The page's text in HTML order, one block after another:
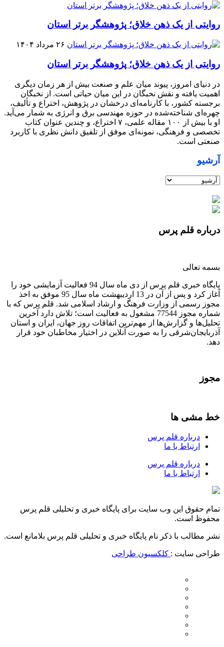
روایتی از یک ذهن خلاق؛ پژوهشگر برتر استان
۲۶ مرداد ۱۴۰۴
روایتی از یک ذهن خلاق؛ پژوهشگر برتر استان
در دنیای امروز، پیوند میان علم و صنعت بیش از هر زمان دیگری
اهمیت یافته و نقش نخبگان در این میان حیاتی است. از نخبگان
برجسته کشور، با کارنامه‌ای درخشان در پژوهش، اختراع و تألیف،
چهره‌ای شناخته‌شده در حوزه مهندسی برق و انرژی به شمار می‌آید.
او با بیش از ۱۰۰ مقاله علمی، ۷ اختراع، و چندین عنوان کتاب
تخصصی و فرهنگی، نمونه‌ای موفق از تلفیق دانش نظری با کاربرد
صنعتی است.
آرشیو
درباره قلم پرس
بسمه تعالی
پایگاه خبری قلم پرس از دی ماه سال 94 فعالیت آزمایشی خود را
آغاز کرد و پس از آن در 13 اردیبهشت ماه سال 95 موفق به اخذ
مجوز رسمی از وزارت فرهنگ و ارشاد اسلامی شد. قلم پرس که با
شماره مجوز 77544 مشغول به فعالیت است؛ تلاش دارد آخرین
تحلیل‌ها و گزارش‌ها از مهم‌ترین اتفاقات روز جهان، ایران و استان
آذربایجان‌شرقی را به صورت آنلاین در اختیار مخاطبان خود قرار
دهد.
مجوز
خط مشی ها
درباره قلم پرس
ارتباط با ما
درباره قلم پرس
ارتباط با ما
تمام حقوق این وب سایت برای پایگاه خبری و تحلیلی قلم پرس
محفوظ است.
نشر مطالب با ذکر نام پایگاه خبری و تحلیلی قلم پرس بلامانع است.
طراحی سایت : کلکسیون طراحی